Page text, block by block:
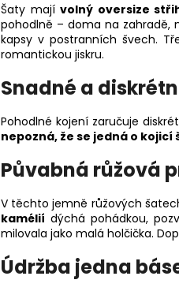
Šaty majívolný oversize
pohodlně – doma na zahradě,
kapsy v postranních švech.
romantickou jiskru.
Snadné a
Pohodlné kojení zaručuje
nepozná, že se jedná o kojicí
Půvabná růžová
V těchto jemně růžových
kamélií dýchá pohádkou,
milovala jako malá holčička.
Údržba jedna